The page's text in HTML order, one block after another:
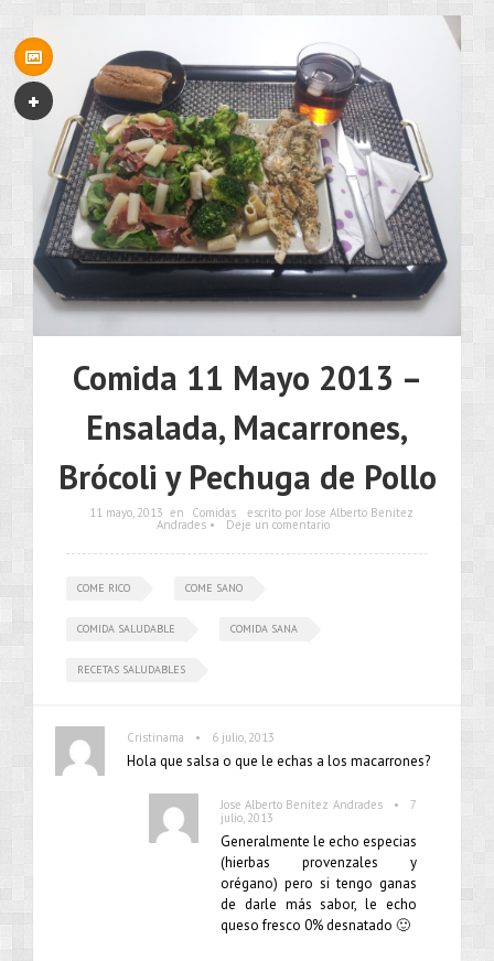
Comida 11 Mayo 2013 –
Ensalada, Macarrones,
Brócoli y Pechuga de Pollo
11 mayo, 2013 en Comidas escrito por Jose Alberto Benítez
Andrades • Deje un comentario
COME RICO COME SANO
COMIDA SALUDABLE COMIDA SANA
RECETAS SALUDABLES
Cristinama • 6 julio, 2013
Hola que salsa o que le echas a los macarrones?
Jose Alberto Benítez Andrades •
7
julio, 2013
Generalmente le echo especias
(hierbas provenzales y
orégano) pero si tengo ganas
de darle más sabor, le echo
queso fresco 0% desnatado 🙂